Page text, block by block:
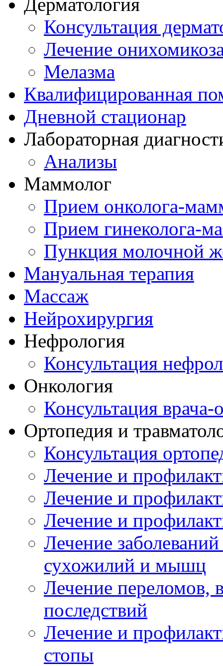
Консультация
Лечение
Мелазма
Квалифицированная
Дневной стационар
Лабораторная
Анализы
Маммолог
Прием онколога-
Прием гинеколога-
Пункция молочной
Мануальная терапия
Массаж
Нейрохирургия
Нефрология
Консультация
Онкология
Консультация врача-
Ортопедия и
Консультация
Лечение и
Лечение и
Лечение и
Лечение
сухожилий и мышц
Лечение переломов,
последствий
Лечение и
стопы